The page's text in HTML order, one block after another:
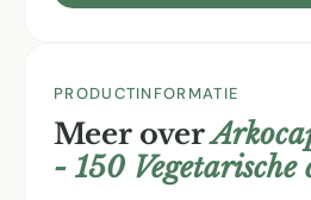
PRODUCTINFORMATIE
Meer over
- 150 Vegetarische